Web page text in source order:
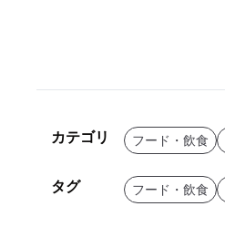
カテゴリ フード・飲食
タグ フード・飲食